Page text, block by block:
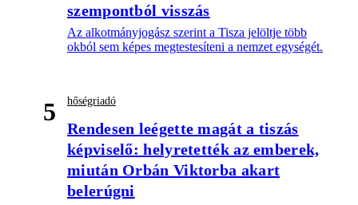
szempontból visszás
Az alkotmányjogász szerint a Tisza jelöltje több
okból sem képes megtestesíteni a nemzet egységét.
5 hőségriadó
Rendesen leégette magát a tiszás
képviselő: helyretették az emberek,
miután Orbán Viktorba akart
belerúgni